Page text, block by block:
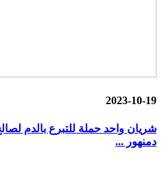
2023-10-19
شريان واحد حملة للتبرع بالدم
دمنهور ...